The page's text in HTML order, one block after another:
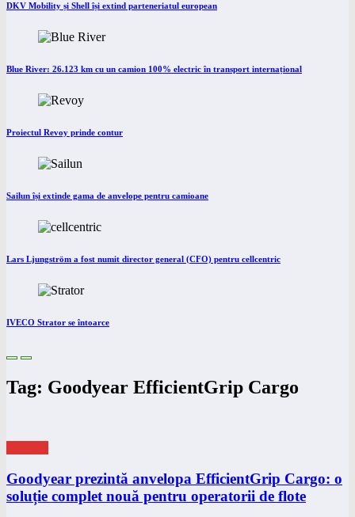
DKV Mobility și Shell își extind parteneriatul european
Blue River: 26.123 km cu un camion 100% electric în transport internațional
Proiectul Revoy prinde contur
Sailun își extinde gama de anvelope pentru camioane
Lars Ljungström a fost numit director general (CFO) pentru cellcentric
IVECO Strator se întoarce
Tag: Goodyear EfficientGrip Cargo
Goodyear prezintă anvelopa EfficientGrip Cargo: o
soluție complet nouă pentru operatorii de flote